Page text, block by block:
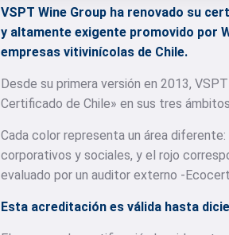
VSPT Wine Group ha renovado su
y altamente exigente promovido por
empresas vitivinícolas de Chile.
Desde su primera versión en 2013,
Certificado de Chile» en sus tres
Cada color representa un área
corporativos y sociales, y el rojo
evaluado por un auditor externo -
Esta acreditación es válida hasta